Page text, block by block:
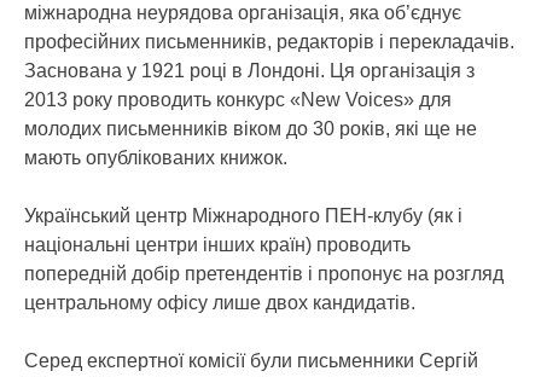
міжнародна неурядова організація, яка об’єднує
професійних письменників, редакторів і перекладачів.
Заснована у 1921 році в Лондоні. Ця організація з
2013 року проводить конкурс «New Voices» для
молодих письменників віком до 30 років, які ще не
мають опублікованих книжок.
Український центр Міжнародного ПЕН-клубу (як і
національні центри інших країн) проводить
попередній добір претендентів і пропонує на розгляд
центральному офісу лише двох кандидатів.
Серед експертної комісії були письменники Сергій